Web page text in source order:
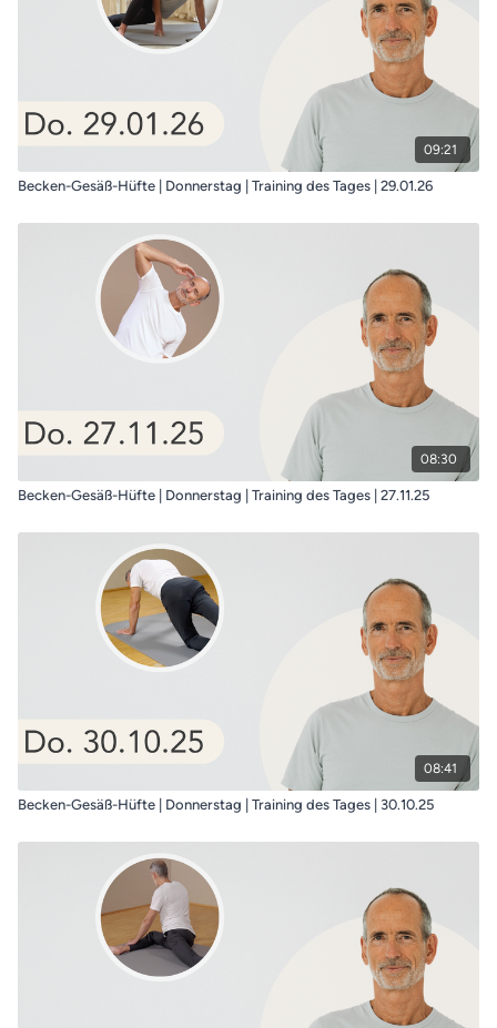
09:21
Becken-Gesäß-Hüfte | Donnerstag | Training des Tages | 29.01.26
08:30
Becken-Gesäß-Hüfte | Donnerstag | Training des Tages | 27.11.25
08:41
Becken-Gesäß-Hüfte | Donnerstag | Training des Tages | 30.10.25